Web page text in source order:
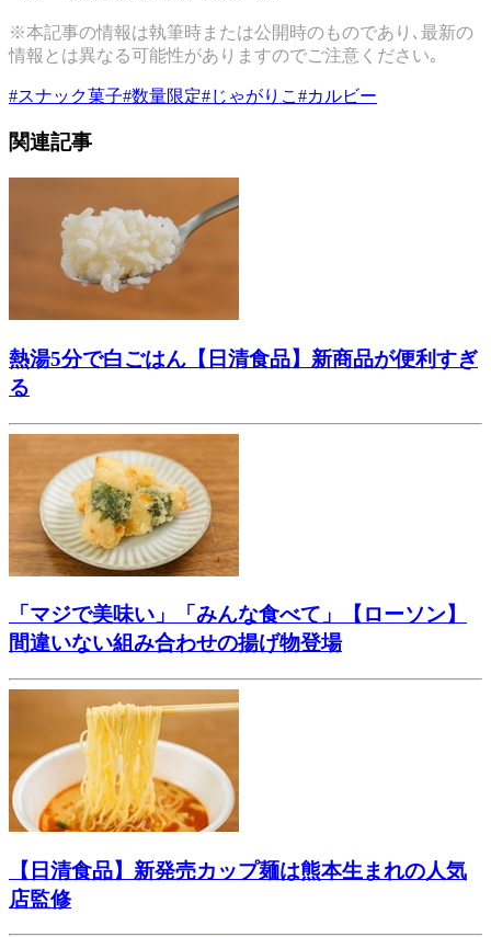
※本記事の情報は執筆時または公開時のものであり､最新の
情報とは異なる可能性がありますのでご注意ください｡
#スナック菓子#数量限定#じゃがりこ #カルビー
関連記事
熱湯5分で白ごはん【日清食品】新商品が便利すぎ
る
「マジで美味い」「みんな食べて」【ローソン】
間違いない組み合わせの揚げ物登場
【日清食品】新発売カップ麺は熊本生まれの人気
店監修